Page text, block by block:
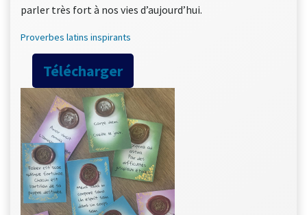
parler très fort à nos vies d’aujourd’hui.
Proverbes latins inspirants
Télécharger